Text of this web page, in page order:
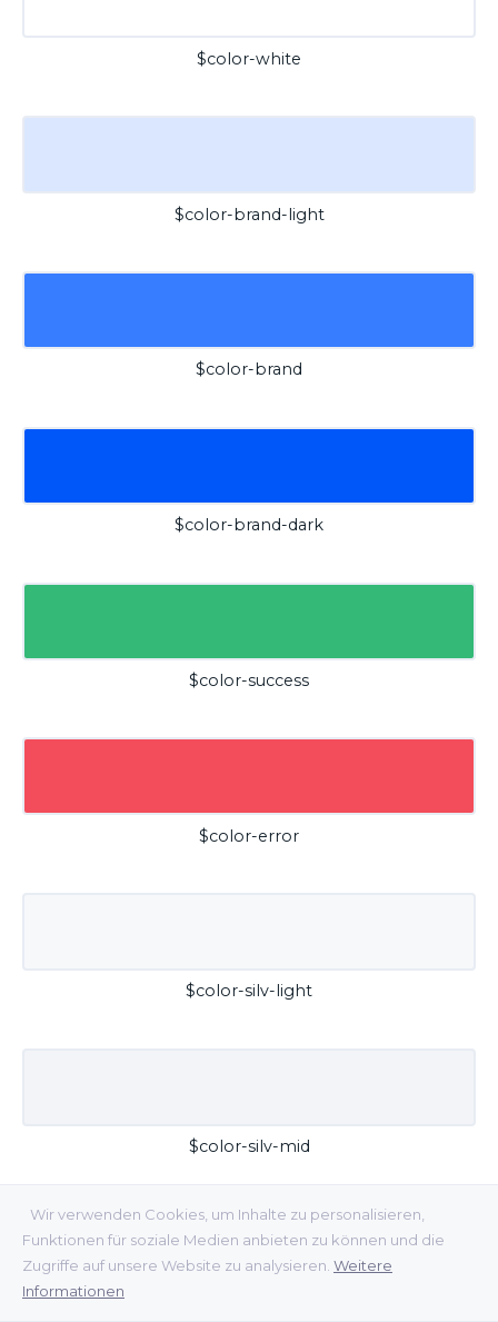
Wir verwenden Cookies, um Inhalte zu personalisieren,
Funktionen für soziale Medien anbieten zu können und die
Zugriffe auf unsere Website zu analysieren. Weitere
Informationen
$color-white
$color-brand-light
$color-brand
$color-brand-dark
$color-success
$color-error
$color-silv-light
$color-silv-mid